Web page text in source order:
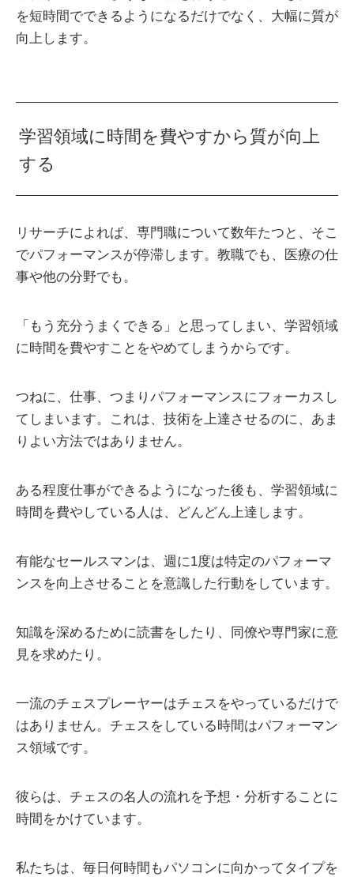
を短時間でできるようになるだけでなく、大幅に質が
向上します。
学習領域に時間を費やすから質が向上
する
リサーチによれば、専門職について数年たつと、そこ
でパフォーマンスが停滞します。教職でも、医療の仕
事や他の分野でも。
「もう充分うまくできる」と思ってしまい、学習領域
に時間を費やすことをやめてしまうからです。
つねに、仕事、つまりパフォーマンスにフォーカスし
てしまいます。これは、技術を上達させるのに、あま
りよい方法ではありません。
ある程度仕事ができるようになった後も、学習領域に
時間を費やしている人は、どんどん上達します。
有能なセールスマンは、週に1度は特定のパフォーマ
ンスを向上させることを意識した行動をしています。
知識を深めるために読書をしたり、同僚や専門家に意
見を求めたり。
一流のチェスプレーヤーはチェスをやっているだけで
はありません。チェスをしている時間はパフォーマン
ス領域です。
彼らは、チェスの名人の流れを予想・分析することに
時間をかけています。
私たちは、毎日何時間もパソコンに向かってタイプを